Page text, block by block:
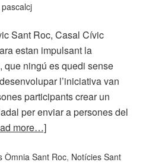
pascalcj
Sant Roc, Casal Cívic
estan impulsant la
que ningú es quedi sense
l’iniciativa van
participants crear un
per enviar a persones del
more…]
Òmnia Sant Roc, Notícies Sant